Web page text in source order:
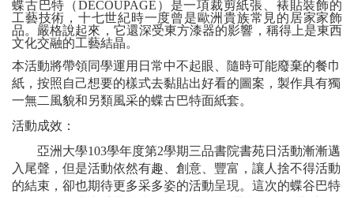
蝶古巴特（DÉCOUPAGE）是一項裁剪紙張、裱貼裝飾的
工藝技術，十七世紀時一度曾是歐洲貴族常見的居家家飾
品。嚴格說起來，它還深受東方漆器的影響，稱得上是東西
文化交融的工藝結晶。
本活動將帶領同學運用日常中不起眼、隨時可能廢棄的餐巾
紙，按照自己想要的樣式去黏貼出好看的圖案，製作具有獨
一無二風貌和另類風采的蝶古巴特面紙套。
活動成效：
亞洲大學103學年度第2學期三品書院書苑日活動漸漸邁
入尾聲，但是活動依然有趣、創意、豐富，讓人捨不得活動
的結束，卻也期待更多采多姿的活動呈現。這次的蝶谷巴特